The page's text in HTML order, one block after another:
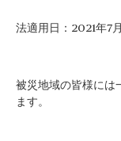
法適用日：2021年7
被災地域の皆様には
ます。